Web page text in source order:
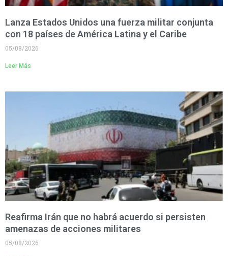
Lanza Estados Unidos una fuerza militar conjunta
con 18 países de América Latina y el Caribe
05/08/2026
Leer Más
Reafirma Irán que no habrá acuerdo si persisten
amenazas de acciones militares
05/08/2026